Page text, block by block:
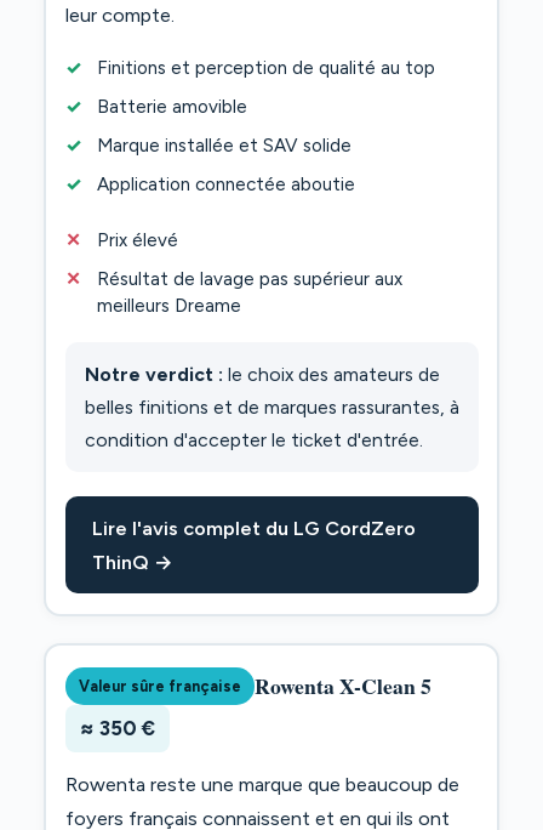
leur compte.
Finitions et perception de qualité au top
Batterie amovible
Marque installée et SAV solide
Application connectée aboutie
Prix élevé
Résultat de lavage pas supérieur aux
meilleurs Dreame
Notre verdict : le choix des amateurs de
belles finitions et de marques rassurantes, à
condition d'accepter le ticket d'entrée.
Lire l'avis complet du LG CordZero
ThinQ →
Valeur sûre française Rowenta X-Clean 5
≈ 350 €
Rowenta reste une marque que beaucoup de
foyers français connaissent et en qui ils ont